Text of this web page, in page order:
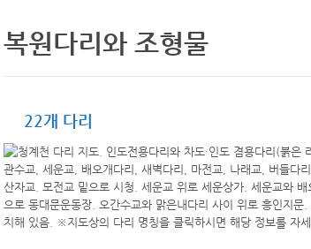
복원다리와 조형물
22개 다리